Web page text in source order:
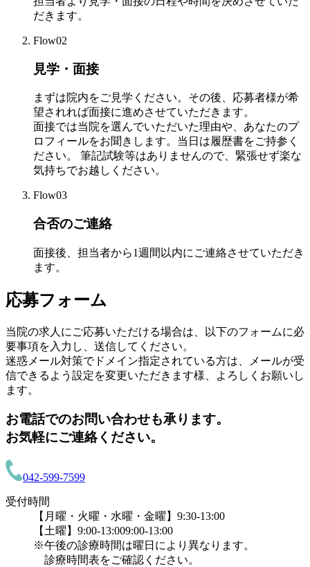
だきます。
Flow02
見学・面接
まずは院内をご見学ください。その後、応募者様が希
望されれば面接に進めさせていただきます。
面接では当院を選んでいただいた理由や、あなたのプ
ロフィールをお聞きします。当日は履歴書をご持参く
ださい。 筆記試験等はありませんので、緊張せず楽な
気持ちでお越しください。
Flow03
合否のご連絡
面接後、担当者から1週間以内にご連絡させていただき
ます。
応募フォーム
当院の求人にご応募いただける場合は、以下のフォームに必
要事項を入力し、送信してください。
迷惑メール対策でドメイン指定されている方は、メールが受
信できるよう設定を変更いただきます様、よろしくお願いし
ます。
お電話でのお問い合わせも承ります。
お気軽にご連絡ください。
042-599-7599
受付時間
【月曜・火曜・水曜・金曜】9:30-13:00
【土曜】9:00-13:009:00-13:00
※午後の診療時間は曜日により異なります。
診療時間表をご確認ください。